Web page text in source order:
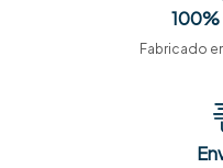
100%
Fabricado